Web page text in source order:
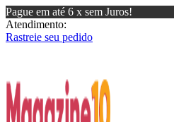
Pague em até 6 x sem Juros!
Atendimento:
Rastreie seu pedido